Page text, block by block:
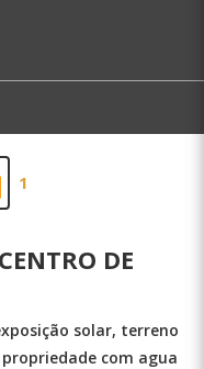
1
DE
solar, terreno
com agua